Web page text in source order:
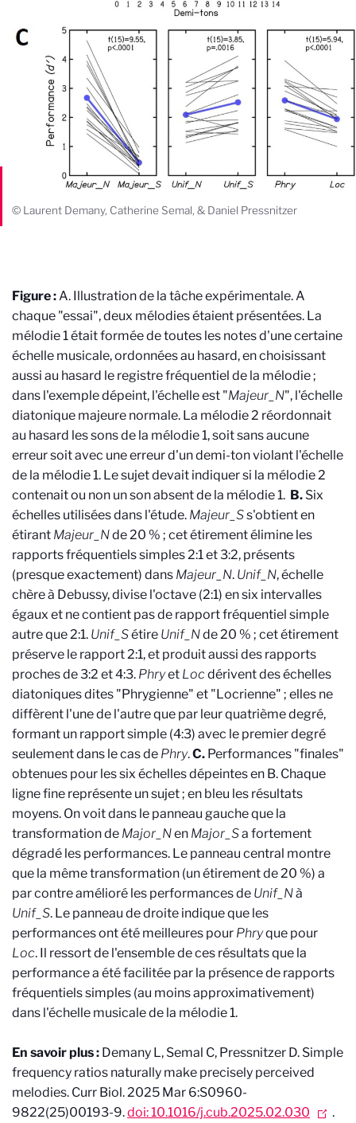
© Laurent Demany, Catherine Semal, & Daniel Pressnitzer
Figure : A. Illustration de la tâche expérimentale. A
chaque "essai", deux mélodies étaient présentées. La
mélodie 1 était formée de toutes les notes d'une certaine
échelle musicale, ordonnées au hasard, en choisissant
aussi au hasard le registre fréquentiel de la mélodie ;
dans l'exemple dépeint, l'échelle est "Majeur_N", l'échelle
diatonique majeure normale. La mélodie 2 réordonnait
au hasard les sons de la mélodie 1, soit sans aucune
erreur soit avec une erreur d'un demi-ton violant l'échelle
de la mélodie 1. Le sujet devait indiquer si la mélodie 2
contenait ou non un son absent de la mélodie 1. B. Six
échelles utilisées dans l'étude. Majeur_Ss'obtient en
étirant Majeur_Nde 20 % ; cet étirement élimine les
rapports fréquentiels simples 2:1 et 3:2, présents
(presque exactement) dans Majeur_N. Unif_N, échelle
chère à Debussy, divise l'octave (2:1) en six intervalles
égaux et ne contient pas de rapport fréquentiel simple
autre que 2:1. Unif_Sétire Unif_Nde 20 % ; cet étirement
préserve le rapport 2:1, et produit aussi des rapports
proches de 3:2 et 4:3. Phryet Locdérivent des échelles
diatoniques dites "Phrygienne" et "Locrienne" ; elles ne
diffèrent l'une de l'autre que par leur quatrième degré,
formant un rapport simple (4:3) avec le premier degré
seulement dans le cas de Phry.C. Performances "finales"
obtenues pour les six échelles dépeintes en B. Chaque
ligne fine représente un sujet ; en bleu les résultats
moyens. On voit dans le panneau gauche que la
transformation de Major_Nen Major_Sa fortement
dégradé les performances. Le panneau central montre
que la même transformation (un étirement de 20 %) a
par contre amélioré les performances de Unif_Nà
Unif_S. Le panneau de droite indique que les
performances ont été meilleures pour Phryque pour
Loc. Il ressort de l'ensemble de ces résultats que la
performance a été facilitée par la présence de rapports
fréquentiels simples (au moins approximativement)
dans l'échelle musicale de la mélodie 1.
En savoir plus : Demany L, Semal C, Pressnitzer D. Simple
frequency ratios naturally make precisely perceived
melodies. Curr Biol. 2025 Mar 6:S0960-
9822(25)00193-9.doi: 10.1016/j.cub.2025.02.030
.